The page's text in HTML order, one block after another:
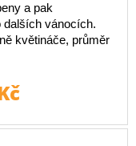
a pak
vánocích.
květináče, průměr